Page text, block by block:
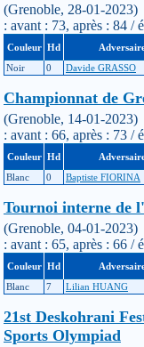
(Grenoble, 28-01-
: avant : 73, après : 84 /
Couleur Hd
Noir
0 Davide GRASSO
Championnat de
(Grenoble, 14-01-
: avant : 66, après : 73 /
Couleur Hd
Blanc
0 Baptiste FIORINA
Tournoi interne de
(Grenoble, 04-01-
: avant : 65, après : 66 /
Couleur Hd
Blanc
7 Lilian HUANG
21st Deskohrani
Sports Olympiad